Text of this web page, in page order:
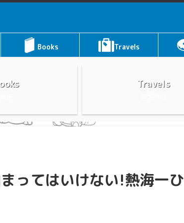
Books Travels
Travels
ってはいけない!熱海一ひ